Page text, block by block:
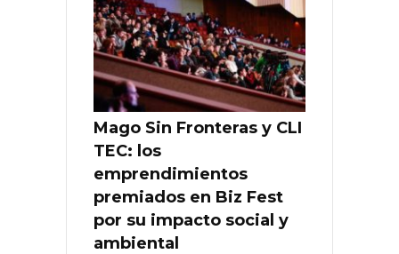
Mago Sin Fronteras y CLI
TEC: los
emprendimientos
premiados en Biz Fest
por su impacto social y
ambiental